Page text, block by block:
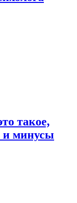
такое,
и минусы